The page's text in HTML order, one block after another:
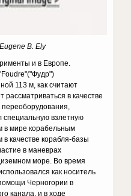
B. Ely
и в Европе.
113 м, как считают
рассматриваться в качестве
переоборудования,
специальную взлетную
в мире корабельным
качестве корабля-базы
в маневрах
море. Во время
как носитель
Черногории в
канала, и в ходе